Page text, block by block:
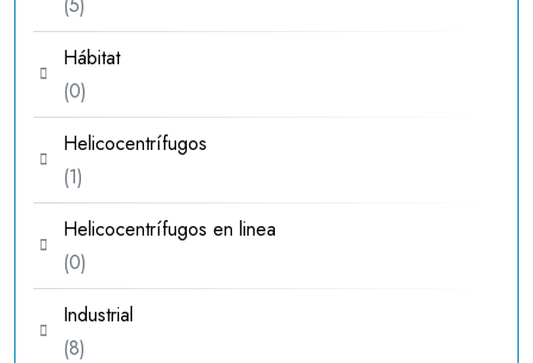
productos
Hábitat
00
productos
Helicocentrífugos
11
producto
Helicocentrífugos en linea
00
productos
Industrial
88